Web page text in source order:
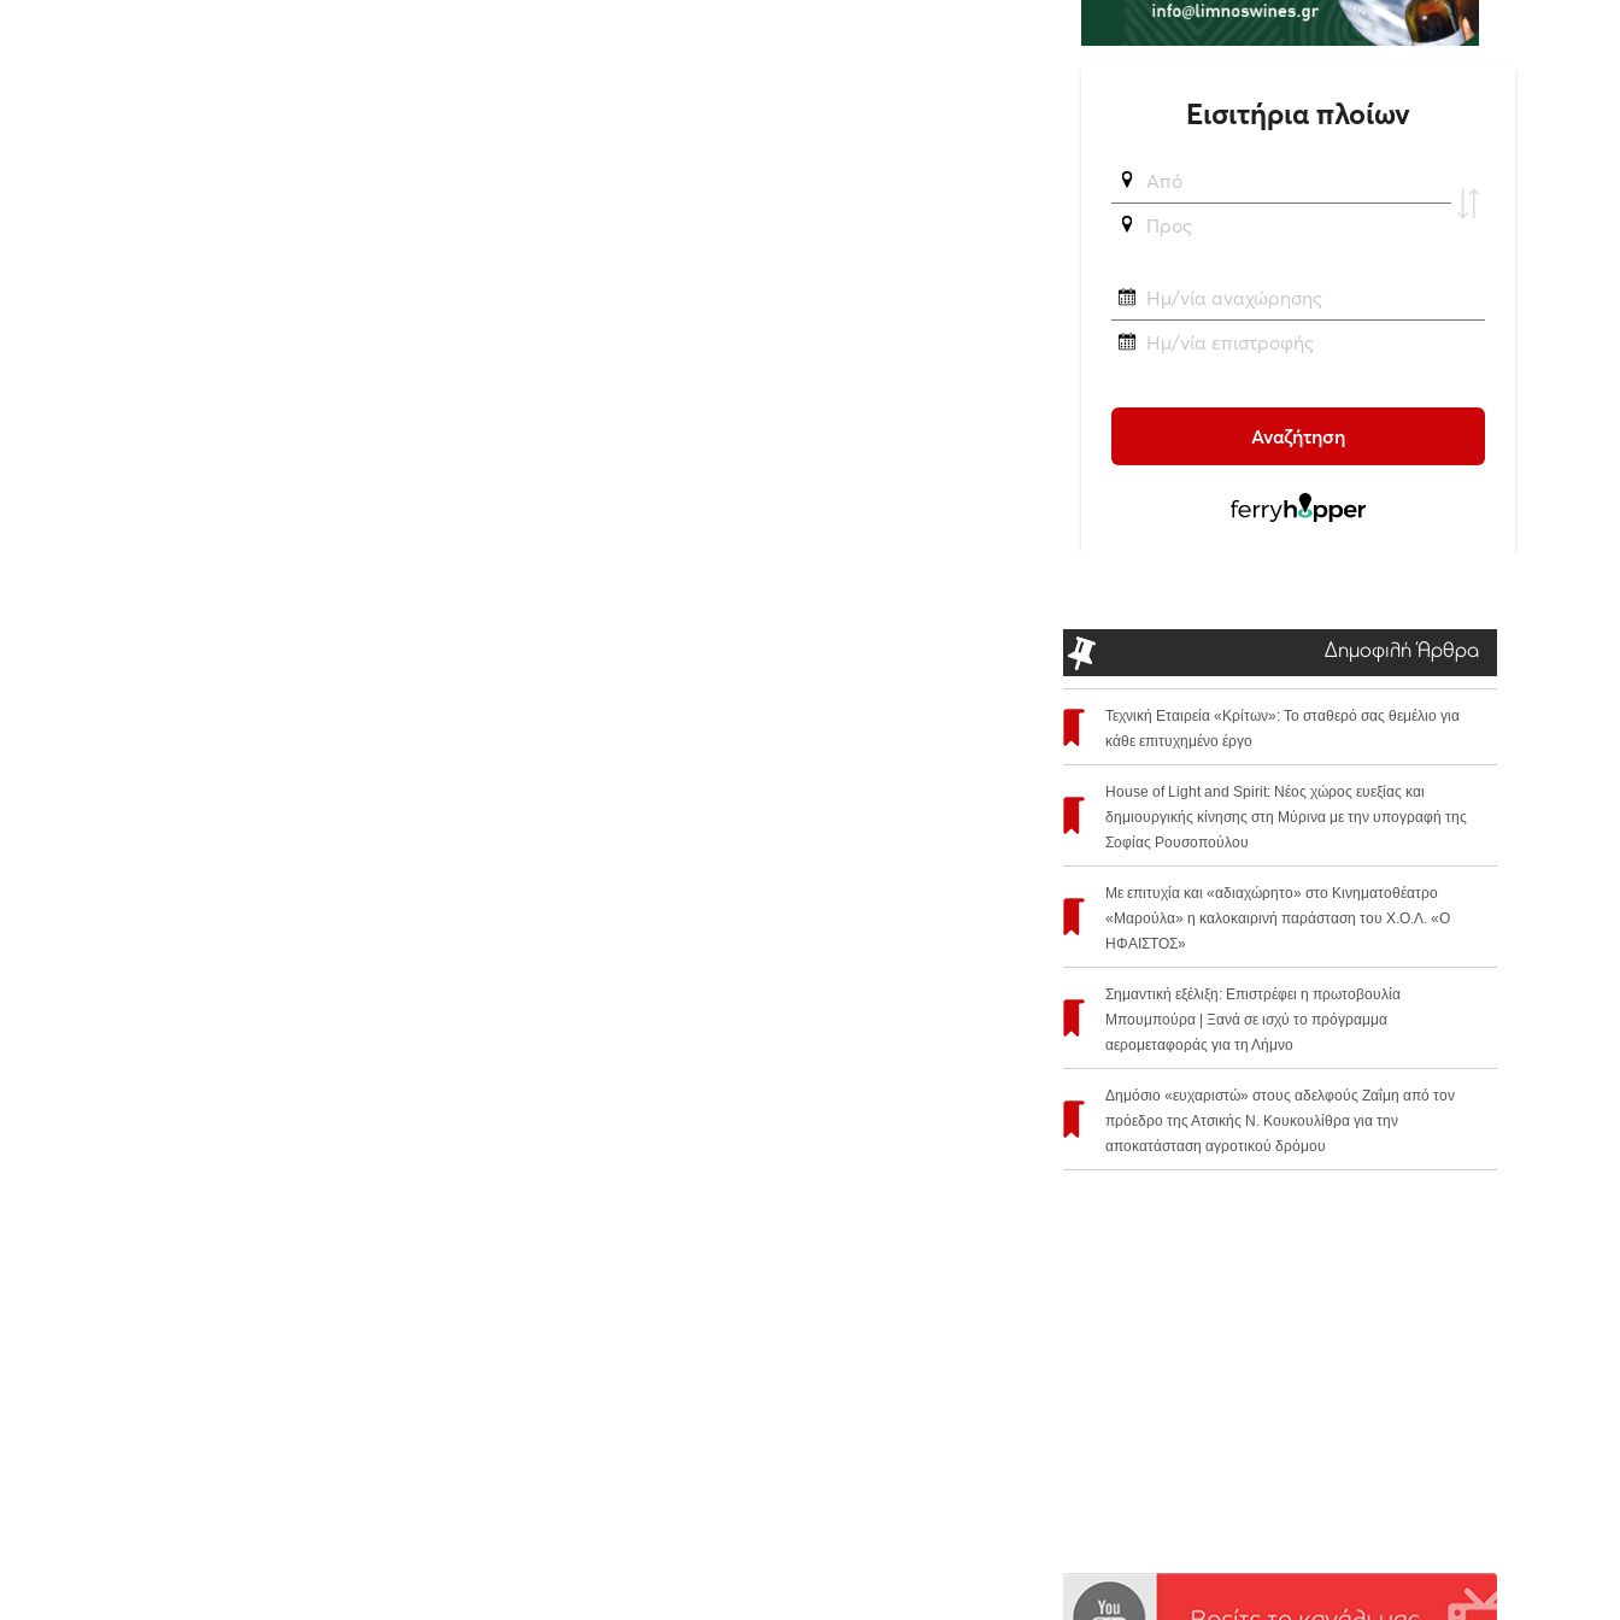
Δημοφιλή Άρθρα
Τεχνική Εταιρεία «Κρίτων»: Το σταθερό σας θεμέλιο για
κάθε επιτυχημένο έργο
House of Light and Spirit: Νέος χώρος ευεξίας και
δημιουργικής κίνησης στη Μύρινα με την υπογραφή της
Σοφίας Ρουσοπούλου
Με επιτυχία και «αδιαχώρητο» στο Κινηματοθέατρο
«Μαρούλα» η καλοκαιρινή παράσταση του Χ.Ο.Λ. «Ο
ΗΦΑΙΣΤΟΣ»
Σημαντική εξέλιξη: Επιστρέφει η πρωτοβουλία
Μπουμπούρα | Ξανά σε ισχύ το πρόγραμμα
αερομεταφοράς για τη Λήμνο
Δημόσιο «ευχαριστώ» στους αδελφούς Ζαΐμη από τον
πρόεδρο της Ατσικής Ν. Κουκουλίθρα για την
αποκατάσταση αγροτικού δρόμου